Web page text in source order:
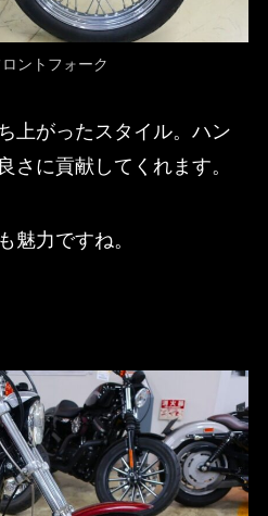
ントフォーク
上がったスタイル。ハン
さに貢献してくれます。
魅力ですね。